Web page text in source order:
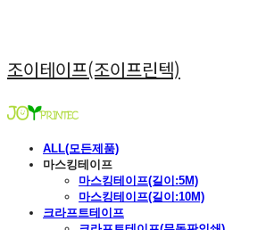
조이테이프(조이프린텍)
ALL(모든제품)
마스킹테이프
마스킹테이프(길이:5M)
마스킹테이프(길이:10M)
크라프트테이프